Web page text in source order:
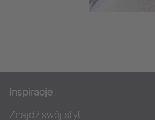
Inspiracje
Znajdź swój styl